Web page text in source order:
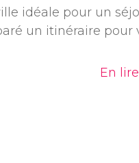
idéale pour un
un itinéraire pour
En